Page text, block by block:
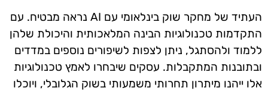
העתיד של מחקר שוק בינלאומי עם AI נראה מבטיח. עם
התקדמות טכנולוגיות הבינה המלאכותית והיכולת שלהן
ללמוד ולהסתגל, ניתן לצפות לשיפורים נוספים במדדים
ובתובנות המתקבלות. עסקים שיבחרו לאמץ טכנולוגיות
אלו ייהנו מיתרון תחרותי משמעותי בשוק הגלובלי, ויוכלו